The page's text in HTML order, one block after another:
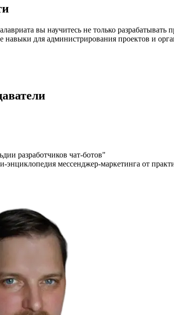
вы научитесь не только
навыки для администрирования проектов и
разработчиков чат-ботов"
мессенджер-маркетинга от